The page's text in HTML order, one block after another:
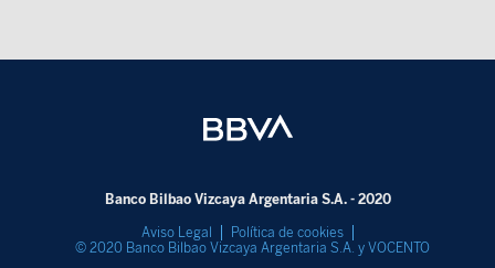
Banco Bilbao Vizcaya Argentaria S.A. - 2020
Aviso Legal
Política de cookies
© 2020 Banco Bilbao Vizcaya Argentaria S.A. y VOCENTO